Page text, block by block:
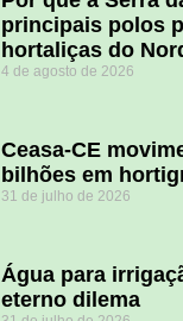
principais polos
hortaliças do
4 de agosto de 2026
Ceasa-CE
bilhões em
31 de julho de 2026
Água para
eterno dilema